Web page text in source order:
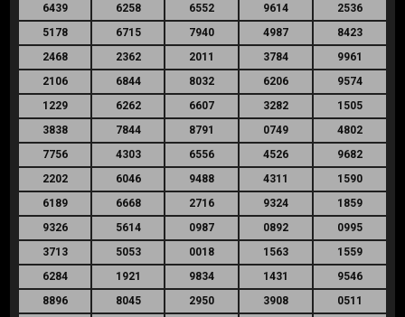
6439
6258 6552 9614
2536
5178
6715 7940 4987
8423
2468
2362 2011 3784
9961
2106
6844 8032 6206
9574
1229
6262 6607 3282
1505
3838
7844 8791 0749
4802
7756
4303 6556 4526
9682
2202
6046 9488 4311
1590
6189
6668 2716 9324
1859
9326
5614 0987 0892
0995
3713
5053 0018 1563
1559
6284
1921 9834 1431
9546
8896
8045 2950 3908
0511